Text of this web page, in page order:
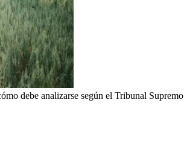
debe analizarse según el Tribunal Supremo